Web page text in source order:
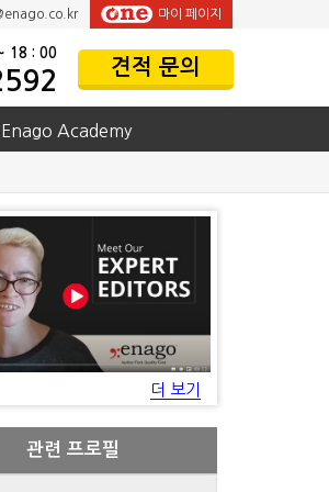
마이 페이지
18 : 00
견적 문의
Enago Academy
더 보기
관련 프로필